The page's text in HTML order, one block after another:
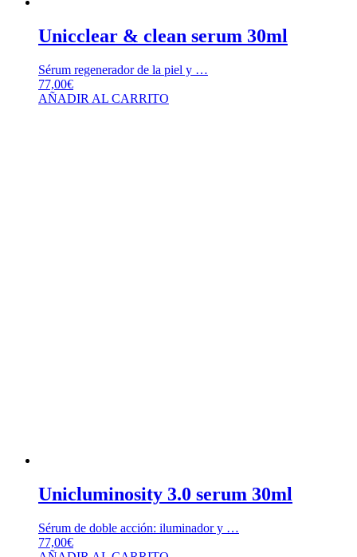
Unicclear & clean serum 30ml
Sérum regenerador de la piel y …
77,00€
AÑADIR AL CARRITO
Unicluminosity 3.0 serum 30ml
Sérum de doble acción: iluminador y …
77,00€